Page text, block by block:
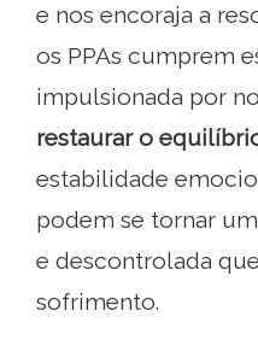
e nos encoraja a
os PPAs cumprem
impulsionada por
restaurar o
estabilidade
podem se tornar
e descontrolada
sofrimento.